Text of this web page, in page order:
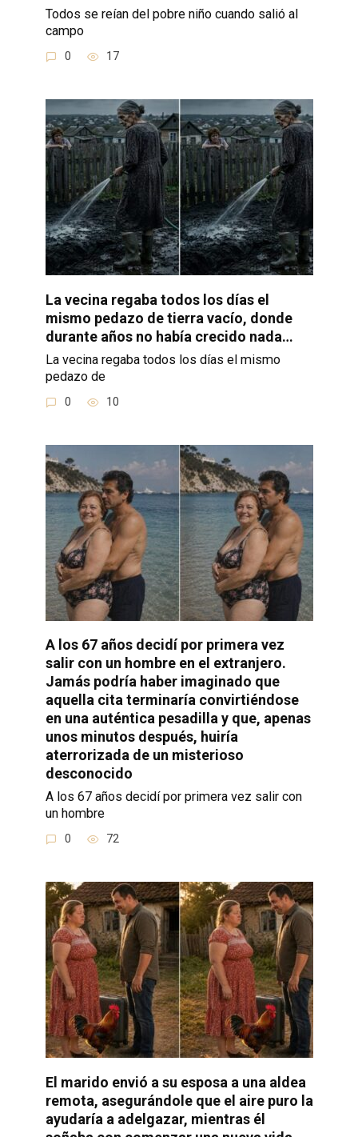
Todos se reían del pobre niño cuando salió al
campo
0 17
La vecina regaba todos los días el
mismo pedazo de tierra vacío, donde
durante años no había crecido nada…
La vecina regaba todos los días el mismo
pedazo de
0 10
A los 67 años decidí por primera vez
salir con un hombre en el extranjero.
Jamás podría haber imaginado que
aquella cita terminaría convirtiéndose
en una auténtica pesadilla y que, apenas
unos minutos después, huiría
aterrorizada de un misterioso
desconocido
A los 67 años decidí por primera vez salir con
un hombre
0 72
El marido envió a su esposa a una aldea
remota, asegurándole que el aire puro la
ayudaría a adelgazar, mientras él